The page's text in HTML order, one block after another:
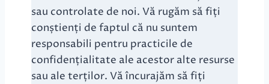
sau controlate de noi. Vă rugăm să fiți
conștienți de faptul că nu suntem
responsabili pentru practicile de
confidențialitate ale acestor alte resurse
sau ale terților. Vă încurajăm să fiți